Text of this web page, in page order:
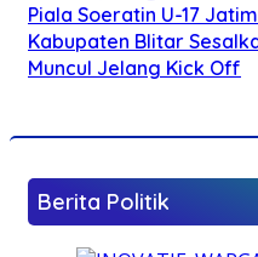
Piala Soeratin U-17
Kabupaten Blitar
Muncul Jelang Kick Off
Berita Politik